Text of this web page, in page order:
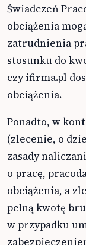
Świadczeń
obciążenia
zatrudnienia
stosunku do
czy ifirma.pl
obciążenia.
Ponadto, w
(zlecenie, o
zasady
o pracę,
obciążenia, a
pełną kwotę
w przypadku